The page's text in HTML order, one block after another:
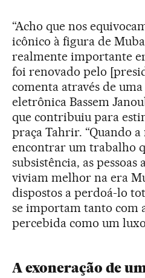
“Acho que nos
icônico à figura de
realmente importante
foi renovado pelo
comenta através de
eletrônica Bassem
que contribuiu para
praça Tahrir. “Quando
encontrar um trabalho
subsistência, as
viviam melhor na era
dispostos a perdoá-lo
se importam tanto com
percebida como um
A exoneração de